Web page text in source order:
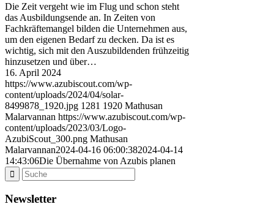
Die Zeit vergeht wie im Flug und schon steht
das Ausbildungsende an. In Zeiten von
Fachkräftemangel bilden die Unternehmen aus,
um den eigenen Bedarf zu decken. Da ist es
wichtig, sich mit den Auszubildenden frühzeitig
hinzusetzen und über…
16. April 2024
https://www.azubiscout.com/wp-
content/uploads/2024/04/solar-
8499878_1920.jpg 1281 1920 Mathusan
Malarvannan https://www.azubiscout.com/wp-
content/uploads/2023/03/Logo-
AzubiScout_300.png Mathusan
Malarvannan2024-04-16 06:00:382024-04-14
14:43:06Die Übernahme von Azubis planen
Newsletter